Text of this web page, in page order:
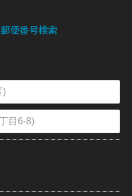
郵便番号検索